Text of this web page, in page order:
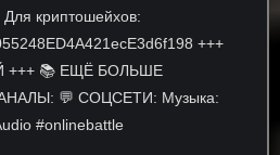
криптошейхов:
+++
📚 ЕЩЁ БОЛЬШЕ
💬 СОЦСЕТИ: Музыка:
#onlinebattle